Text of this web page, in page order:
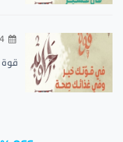
18-03-2024 08:46 مساءً
قوة